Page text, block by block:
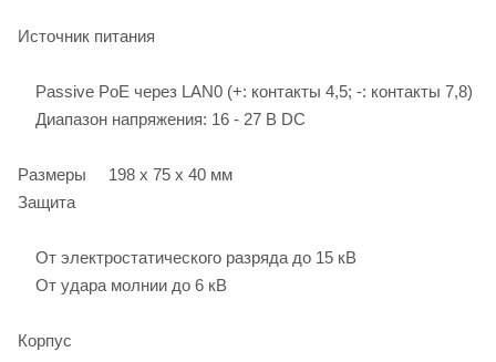
Источник питания
Passive PoE через LAN0 (+: контакты 4,5; -: контакты 7,8)
Диапазон напряжения: 16 - 27 В DC
Размеры 198 х 75 х 40 мм
Защита
От электростатического разряда до 15 кВ
От удара молнии до 6 кВ
Корпус